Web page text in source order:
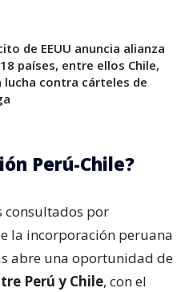
de EEUU anuncia alianza
países, entre ellos Chile,
lucha contra cárteles de
Perú-Chile?
consultados por
la incorporación peruana
abre una oportunidad de
Perú y Chile, con el